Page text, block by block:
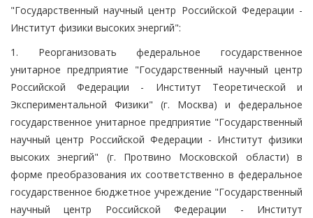
"Государственный научный центр Российской Федерации -
Институт физики высоких энергий":
1. Реорганизовать федеральное государственное
унитарное предприятие "Государственный научный центр
Российской Федерации - Институт Теоретической и
Экспериментальной Физики" (г. Москва) и федеральное
государственное унитарное предприятие "Государственный
научный центр Российской Федерации - Институт физики
высоких энергий" (г. Протвино Московской области) в
форме преобразования их соответственно в федеральное
государственное бюджетное учреждение "Государственный
научный центр Российской Федерации - Институт